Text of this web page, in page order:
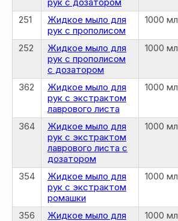
251
Жидкое мыло для
рук с прополисом
1000 мл
252
Жидкое мыло для
рук с прополисом
с дозатором
1000 мл
362
Жидкое мыло для
рук с экстрактом
лаврового листа
1000 мл
364
Жидкое мыло для
рук с экстрактом
лаврового листа с
дозатором
1000 мл
354
Жидкое мыло для
рук с экстрактом
ромашки
1000 мл
356
Жидкое мыло для
1000 мл